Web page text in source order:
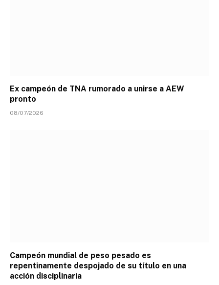
Ex campeón de TNA rumorado a unirse a AEW
pronto
08/07/2026
Campeón mundial de peso pesado es
repentinamente despojado de su título en una
acción disciplinaria